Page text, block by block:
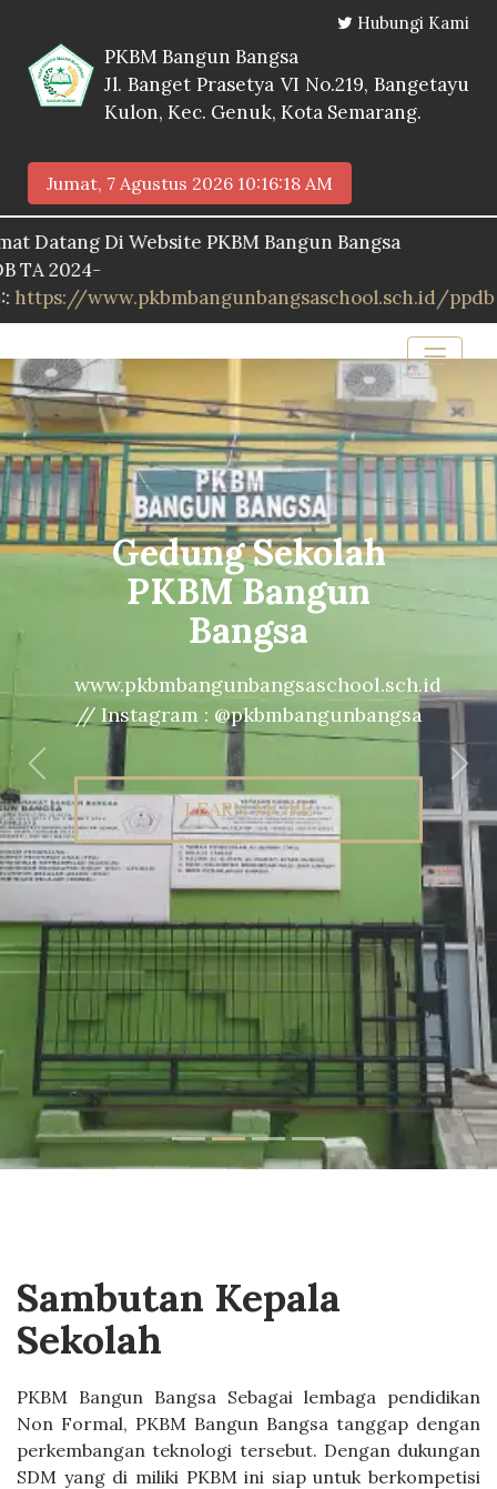
Hubungi Kami
PKBM Bangun Bangsa
Jl. Banget Prasetya VI No.219, Bangetayu
Kulon, Kec. Genuk, Kota Semarang.
Jumat, 7 Agustus 2026 10:16:19 AM
Di Website PKBM Bangun Bangsa
www.pkbmbangunbangsaschool.sch.id/ppdb
Gedung Sekolah
PKBM Bangun
Bangsa
www.pkbmbangunbangsaschool.sch.id
// Instagram : @pkbmbangunbangsa
LEARN MORE
Previous
Sambutan Kepala
Sekolah
PKBM Bangun Bangsa Sebagai lembaga pendidikan
Non Formal, PKBM Bangun Bangsa tanggap dengan
perkembangan teknologi tersebut. Dengan dukungan
SDM yang di miliki PKBM ini siap untuk berkompetisi